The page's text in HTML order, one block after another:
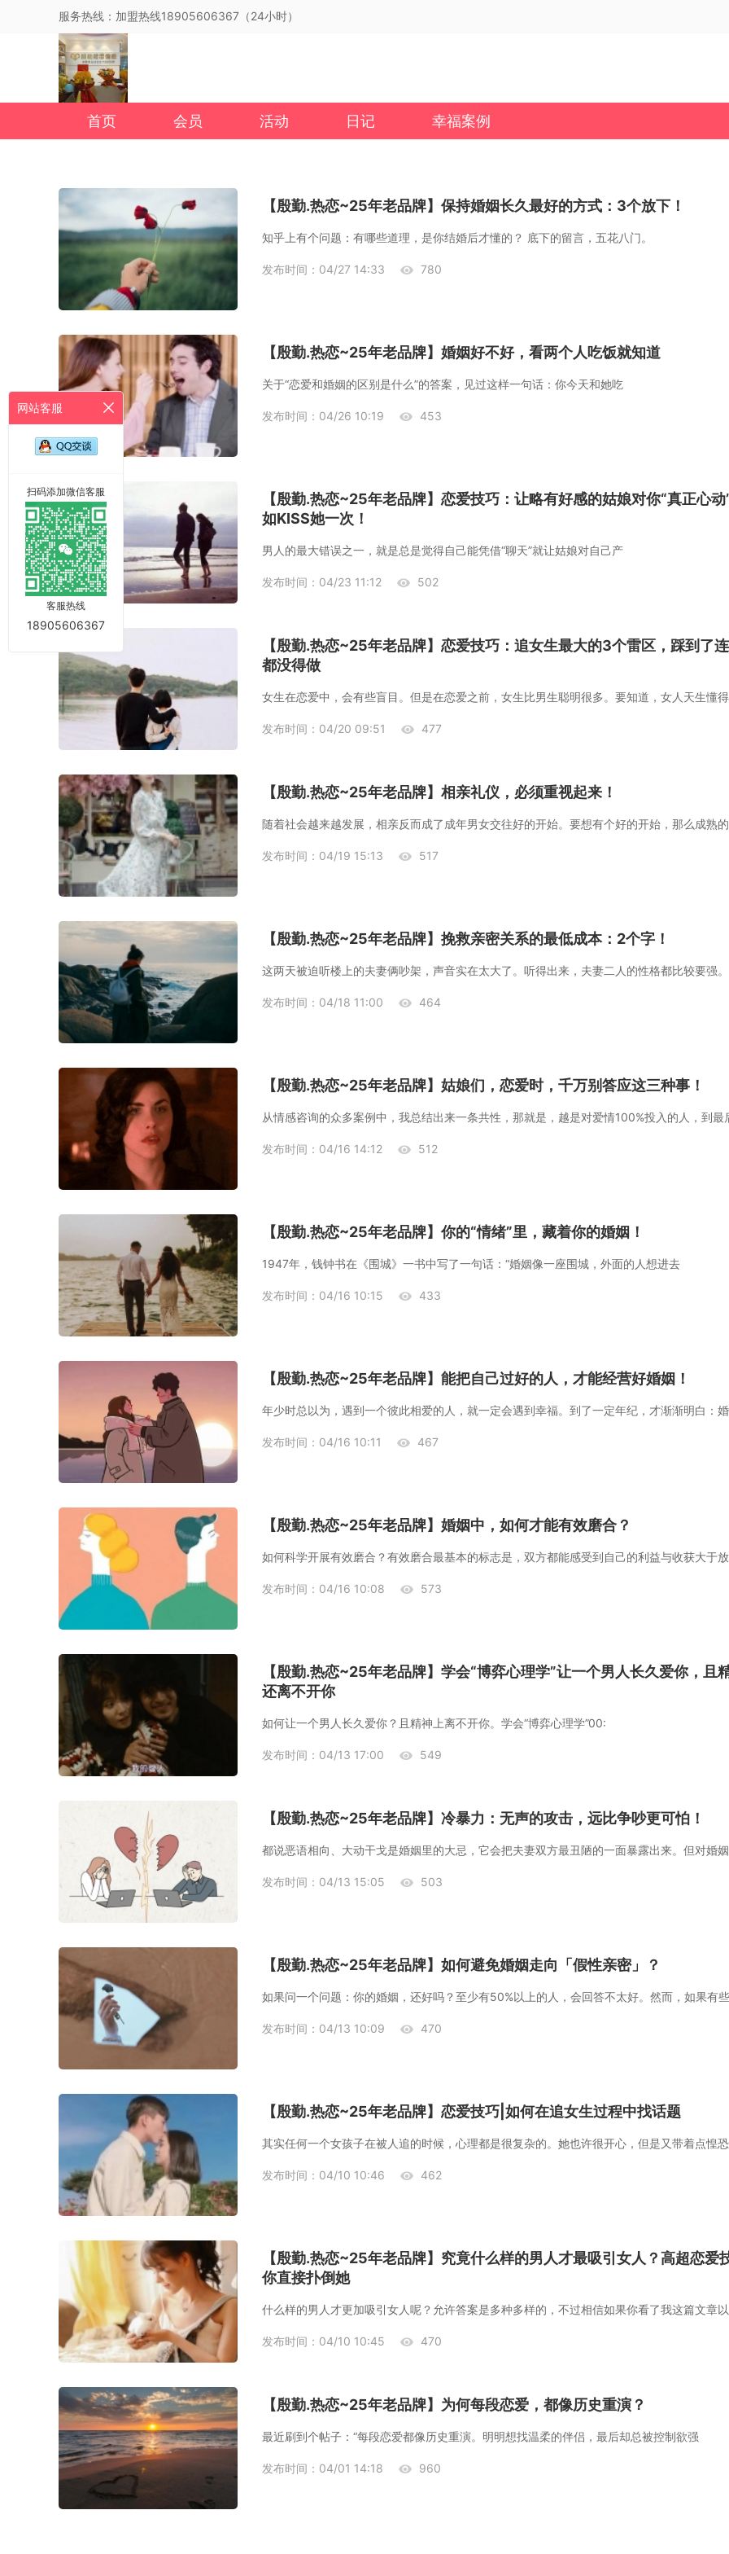
服务热线：加盟热线18905606367（24小时）
首页 会员 活动 日记 幸福案例
【殷勤.热恋~25年老品牌】保持婚姻长久最好的方式：3个放下！
知乎上有个问题：有哪些道理，是你结婚后才懂的？ 底下的留言，五花八门。
发布时间：04/27 14:33 780
【殷勤.热恋~25年老品牌】婚姻好不好，看两个人吃饭就知道
关于“恋爱和婚姻的区别是什么”的答案，见过这样一句话：你今天和她吃
发布时间：04/26 10:19 453
【殷勤.热恋~25年老品牌】恋爱技巧：让略有好感的姑娘对你“真正心动
如KISS她一次！
男人的最大错误之一，就是总是觉得自己能凭借“聊天”就让姑娘对自己产
发布时间：04/23 11:12 502
【殷勤.热恋~25年老品牌】恋爱技巧：追女生最大的3个雷区，踩到了
都没得做
发布时间：04/20 09:51 477
【殷勤.热恋~25年老品牌】相亲礼仪，必须重视起来！
发布时间：04/19 15:13 517
【殷勤.热恋~25年老品牌】挽救亲密关系的最低成本：2个字！
发布时间：04/18 11:00 464
【殷勤.热恋~25年老品牌】姑娘们，恋爱时，千万别答应这三种事！
从情感咨询的众多案例中，我总结出来一条共性，那就是，越是对爱情100%投入的人，到最
发布时间：04/16 14:12 512
【殷勤.热恋~25年老品牌】你的“情绪”里，藏着你的婚姻！
1947年，钱钟书在《围城》一书中写了一句话：“婚姻像一座围城，外面的人想进去
发布时间：04/16 10:15 433
【殷勤.热恋~25年老品牌】能把自己过好的人，才能经营好婚姻！
发布时间：04/16 10:11 467
【殷勤.热恋~25年老品牌】婚姻中，如何才能有效磨合？
发布时间：04/16 10:08 573
【殷勤.热恋~25年老品牌】学会“博弈心理学”让一个男人长久爱你，且
还离不开你
如何让一个男人长久爱你？且精神上离不开你。学会“博弈心理学”00:
发布时间：04/13 17:00 549
【殷勤.热恋~25年老品牌】冷暴力：无声的攻击，远比争吵更可怕！
发布时间：04/13 15:05 503
【殷勤.热恋~25年老品牌】如何避免婚姻走向「假性亲密」？
如果问一个问题：你的婚姻，还好吗？至少有50%以上的人，会回答不太好。然而，如果有
发布时间：04/13 10:09 470
【殷勤.热恋~25年老品牌】恋爱技巧|如何在追女生过程中找话题
发布时间：04/10 10:46 462
【殷勤.热恋~25年老品牌】究竟什么样的男人才最吸引女人？高超恋爱
你直接扑倒她
发布时间：04/10 10:45 470
【殷勤.热恋~25年老品牌】为何每段恋爱，都像历史重演？
最近刷到个帖子：“每段恋爱都像历史重演。明明想找温柔的伴侣，最后却总被控制欲强
发布时间：04/01 14:18 960
网站客服
扫码添加微信客服
客服热线
18905606367